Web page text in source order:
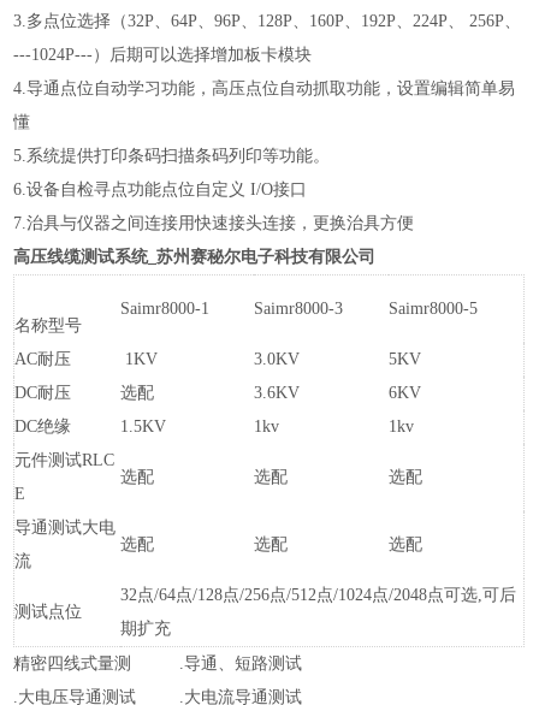
3.多点位选择（32P、64P、96P、128P、160P、192P、224P、 256P、
---1024P---）后期可以选择增加板卡模块
4.导通点位自动学习功能，高压点位自动抓取功能，设置编辑简单易
懂
5.系统提供打印条码扫描条码列印等功能。
6.设备自检寻点功能点位自定义 I/O接口
7.治具与仪器之间连接用快速接头连接，更换治具方便
高压线缆测试系统_苏州赛秘尔电子科技有限公司
名称型号
Saimr8000-1 Saimr8000-3 Saimr8000-5
AC耐压 1KV 3.0KV
5KV
DC耐压
选配 3.6KV
6KV
DC绝缘
1.5KV 1kv
1kv
元件测试RLC
E
选配 选配 选配
导通测试大电
流
选配 选配 选配
测试点位
32点/64点/128点/256点/512点/1024点/2048点可选,可后
期扩充
精密四线式量测 .导通、短路测试
.大电压导通测试 .大电流导通测试